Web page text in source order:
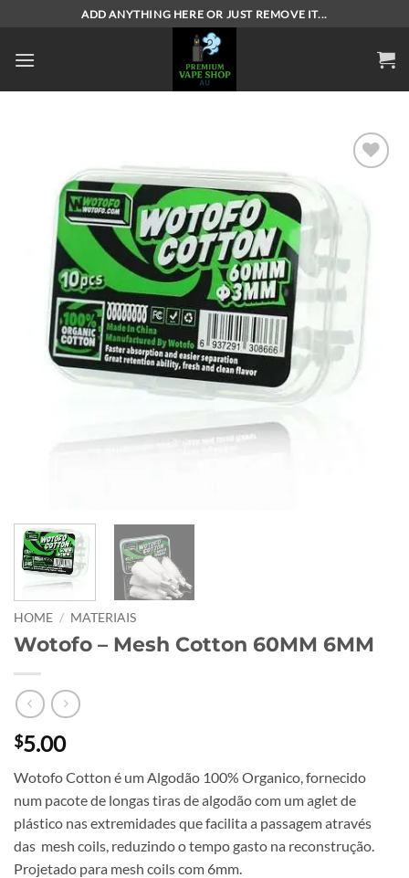
content
ADD ANYTHING HERE OR JUST REMOVE IT...
HOME / MATERIAIS
Wotofo – Mesh Cotton 60MM 6MM
$5.00
Wotofo Cotton é um Algodão 100% Organico, fornecido
num pacote de longas tiras de algodão com um aglet de
plástico nas extremidades que facilita a passagem através
das mesh coils, reduzindo o tempo gasto na reconstrução.
Projetado para mesh coils com 6mm.